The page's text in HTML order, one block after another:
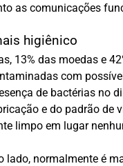
as comunicações
higiênico
13% das moedas e
com
de bactérias no
e do padrão de
limpo em lugar
lado, normalmente é